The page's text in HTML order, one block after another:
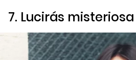
7. Lucirás